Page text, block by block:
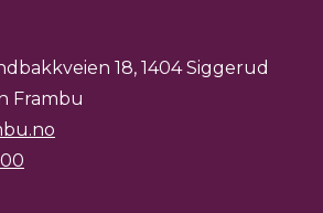
18, 1404 Siggerud
Frambu